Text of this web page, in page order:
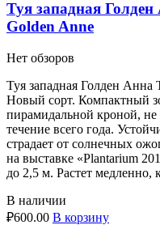
Туя западная
Golden Anne
Нет обзоров
Туя западная Голден Анна
Новый сорт. Компактный
пирамидальной кроной, не
течение всего года.
страдает от солнечных
на выставке «Plantarium
до 2,5 м. Растет медленно,
В наличии
₽600.00 В корзину